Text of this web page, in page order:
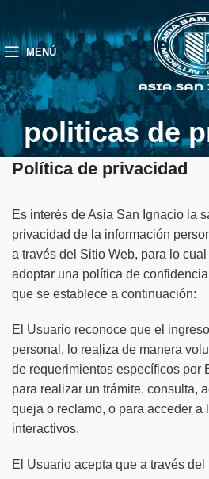
MENÚ
politicas de
Política de privacidad
Es interés de Asia San Ignacio la
privacidad de la información
a través del Sitio Web, para lo
adoptar una política de
que se establece a continuación:
El Usuario reconoce que el
personal, lo realiza de manera
de requerimientos específicos por
para realizar un trámite, consulta,
queja o reclamo, o para acceder a
interactivos.
El Usuario acepta que a través